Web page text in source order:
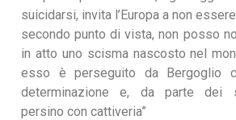
suicidarsi, invita l’Europa a non
secondo punto di vista, non posso
in atto uno scisma nascosto nel
esso è perseguito da Bergoglio
determinazione e, da parte dei
persino con cattiveria”